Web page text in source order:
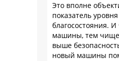
Это вполне
показатель уровня
благосостояния.
машины, тем
выше
новый машины